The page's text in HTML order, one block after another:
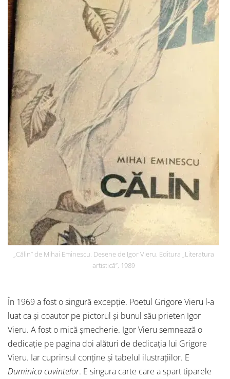
„Călin” de Mihai Eminescu. Desene de Igor Vieru. Editura „Literatura
artistică”, 1989
În 1969 a fost o singură excepție. Poetul Grigore Vieru l-a
luat ca și coautor pe pictorul și bunul său prieten Igor
Vieru. A fost o mică șmecherie. Igor Vieru semnează o
dedicație pe pagina doi alături de dedicația lui Grigore
Vieru. Iar cuprinsul conține și tabelul ilustrațiilor. E
Duminica cuvintelor. E singura carte care a spart tiparele